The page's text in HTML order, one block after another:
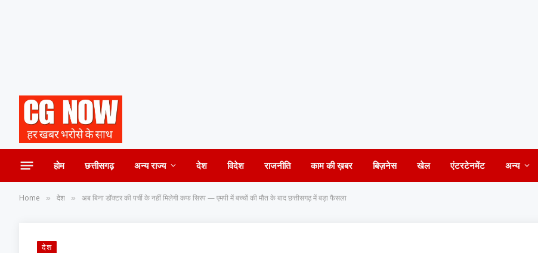
होम छत्तीसगढ़ अन्य राज्य देश विदेश राजनीति काम की ख़बर बिज़नेस खेल एंटरटेनमेंट अन्य
Home » देश » अब बिना डॉक्टर की पर्ची के नहीं मिलेगी कफ सिरप — एमपी में बच्चों की मौत के बाद छत्तीसगढ़ में बड़ा फैसला
देश